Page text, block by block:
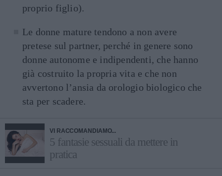
proprio figlio).
Le donne mature tendono a non avere
pretese sul partner, perché in genere sono
donne autonome e indipendenti, che hanno
già costruito la propria vita e che non
avvertono l’ansia da orologio biologico che
sta per scadere.
VI RACCOMANDIAMO...
5 fantasie sessuali da mettere in
pratica